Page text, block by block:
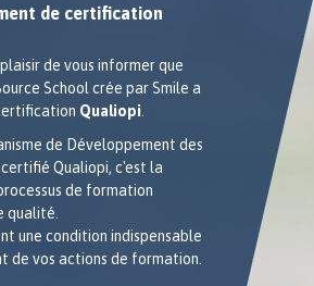
de certification
de vous informer que
School crée par Smile a
Qualiopi
de Développement des
Qualiopi, c'est la
de formation
qualité.
une condition indispensable
de vos actions de formation.
5
Nous
en
AOSP